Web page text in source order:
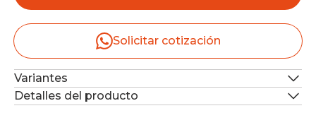
Solicitar cotización
Variantes
Detalles del producto